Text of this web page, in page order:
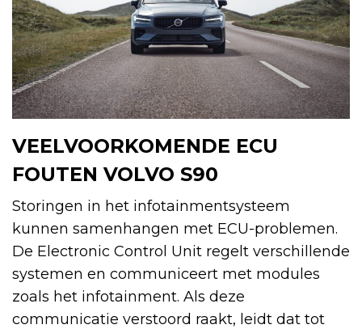
VEELVOORKOMENDE ECU
FOUTEN VOLVO S90
Storingen in het infotainmentsysteem
kunnen samenhangen met ECU-problemen.
De Electronic Control Unit regelt verschillende
systemen en communiceert met modules
zoals het infotainment. Als deze
communicatie verstoord raakt, leidt dat tot